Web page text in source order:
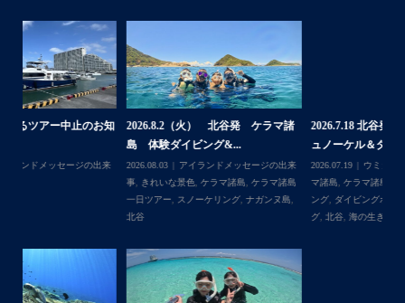
最近は、連日クルーザーチャーターのご利用が続いていて
梅雨明け後のパーフェクトな海でバナナボートに船上
BBQ、シュノーケリングとお楽しみ頂いております
・
・
何ヶ月も前からやり取りさせて頂き温めていたご予約でし
たので、お天気とコンディションに恵まれて、皆さん大満
足な一日を過ごして頂けて本当によかったです
・
・
...
2026.7.18 北谷発 慶良間行き シ
ュノーケル＆ダイビ...
2026.07.19 ウミガメ, きれいな景色 , ケラ
ケラマ諸島一日ツアー,スノーケリ
ダイビングポイント,体験ダイビン
2026.7.6（月） 北谷発 ケラマ諸
島 ３ダイブ体験ダイ...
2026.07.08
アイランドメッセージの出来
事,きれいな景色,ケラマ諸島,ケラマ諸島
一日ツアー,スノーケリング,ボートダイ